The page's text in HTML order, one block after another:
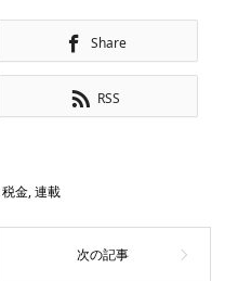
Share
RSS
税金,連載